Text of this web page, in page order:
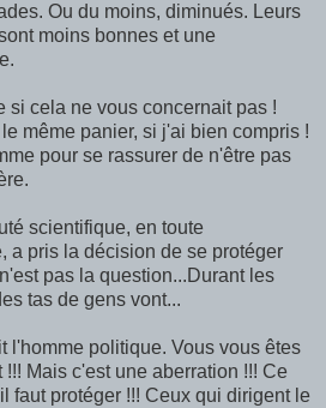
Ou du moins, diminués. Leurs
moins bonnes et une
si cela ne vous concernait pas !
même panier, si j'ai bien compris !
pour se rassurer de n'être pas
scientifique, en toute
a pris la décision de se protéger
pas la question...Durant les
tas de gens vont...
l'homme politique. Vous vous êtes
Mais c'est une aberration !!! Ce
faut protéger !!! Ceux qui dirigent le